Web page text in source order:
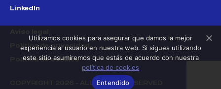
LinkedIn
Política de privacidad
Política de cookies
COPYRIGHT 2026 - ALL RIGHTS RESERVED
Utilizamos cookies para asegurar que damos la mejor
experiencia al usuario en nuestra web. Si sigues utilizando
este sitio asumiremos que estás de acuerdo con nuestra
política de cookies
Entendido